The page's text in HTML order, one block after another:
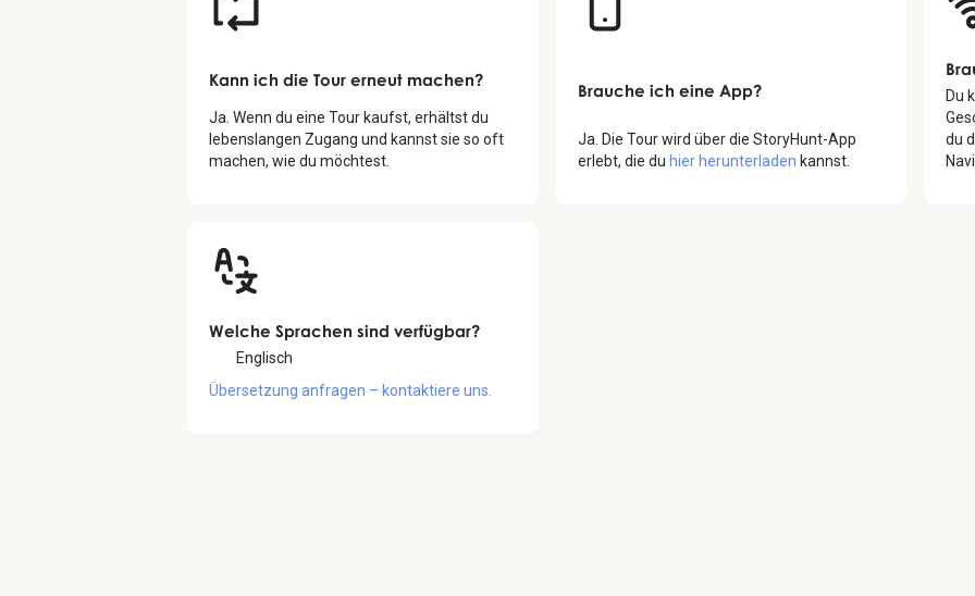
Kann ich die Tour erneut machen?
Ja. Wenn du eine Tour kaufst, erhältst du
lebenslangen Zugang und kannst sie so oft
machen, wie du möchtest.
Brauche ich eine App?
Ja. Die Tour wird über die StoryHunt-App
erlebt, die du hier herunterladen kannst.
Du
du
Welche Sprachen sind verfügbar?
Englisch
Übersetzung anfragen – kontaktiere uns.